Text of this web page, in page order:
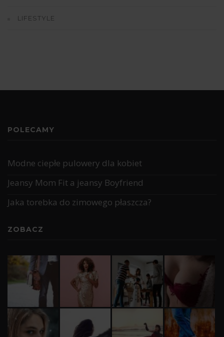
LIFESTYLE
POLECAMY
Modne ciepłe pulowery dla kobiet
Jeansy Mom Fit a jeansy Boyfriend
Jaka torebka do zimowego płaszcza?
ZOBACZ